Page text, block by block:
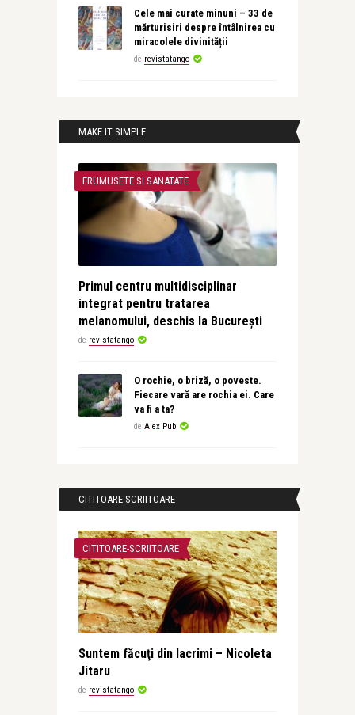
Cele mai curate minuni – 33 de
mărturisiri despre întâlnirea cu
miracolele divinității
de revistatango
MAKE IT SIMPLE
FRUMUSETE SI SANATATE
Primul centru multidisciplinar
integrat pentru tratarea
melanomului, deschis la București
de revistatango
O rochie, o briză, o poveste.
Fiecare vară are rochia ei. Care
va fi a ta?
de Alex Pub
CITITOARE-SCRIITOARE
CITITOARE-SCRIITOARE
Suntem făcuţi din lacrimi – Nicoleta
Jitaru
de revistatango